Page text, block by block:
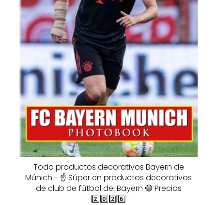
Todo productos decorativos Bayern de
Múnich - ☝️ Súper en productos decorativos
de club de fútbol del Bayern 🔵 Precios
2️⃣0️⃣2️⃣6️⃣